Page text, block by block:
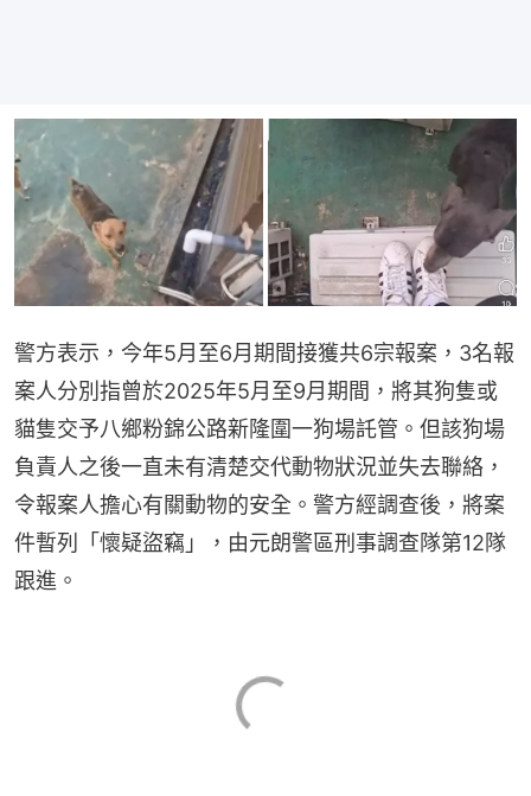
警方表示，今年5月至6月期間接獲共6宗報案，3名報
案人分別指曾於2025年5月至9月期間，將其狗隻或
貓隻交予八鄉粉錦公路新隆圍一狗場託管。但該狗場
負責人之後一直未有清楚交代動物狀況並失去聯絡，
令報案人擔心有關動物的安全。警方經調查後，將案
件暫列「懷疑盜竊」，由元朗警區刑事調查隊第12隊
跟進。